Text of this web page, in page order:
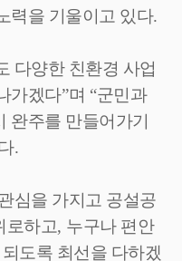
력을 기울이고 있다.
다양한 친환경 사업
가겠다”며 “군민과
완주를 만들어가기
.
심을 가지고 공설공
로하고, 누구나 편안
도록 최선을 다하겠